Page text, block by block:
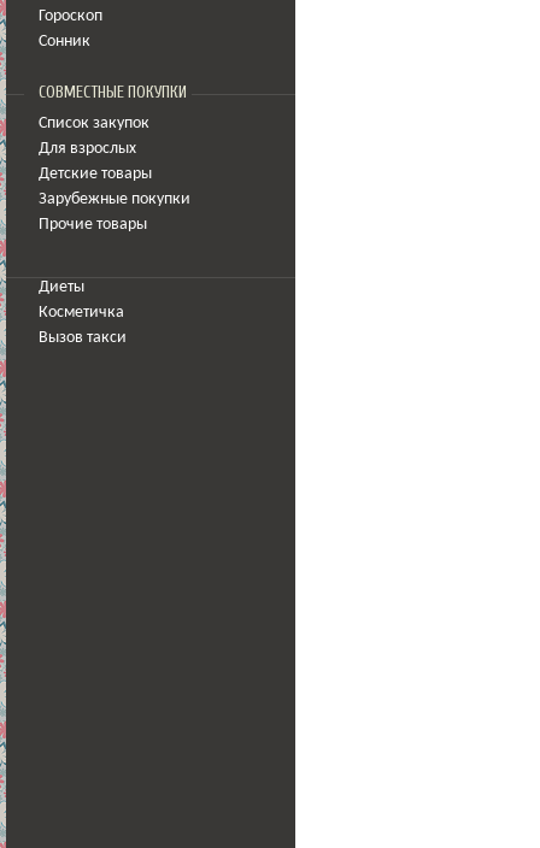
Гороскоп
Сонник
СОВМЕСТНЫЕ ПОКУПКИ
Список закупок
Для взрослых
Детские товары
Зарубежные покупки
Прочие товары
Диеты
Косметичка
Вызов такси